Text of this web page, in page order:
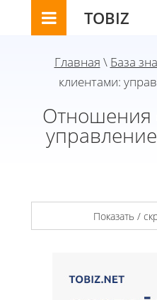
TOBIZ
Главная \ База
клиентами:
Отношения
Показать /